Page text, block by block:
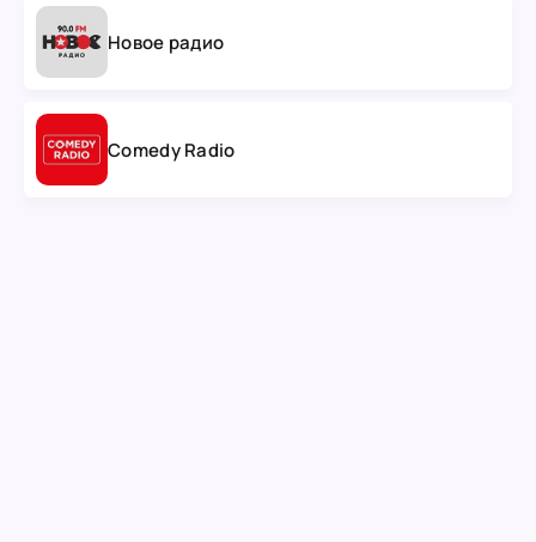
Новое радио
Comedy Radio